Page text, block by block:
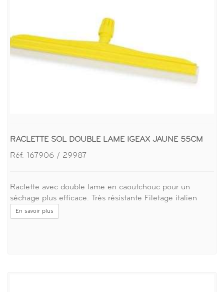
RACLETTE SOL DOUBLE LAME IGEAX JAUNE 55CM
Réf. 167906 / 29987
Raclette avec double lame en caoutchouc pour un
séchage plus efficace. Très résistante Filetage italien
En savoir plus